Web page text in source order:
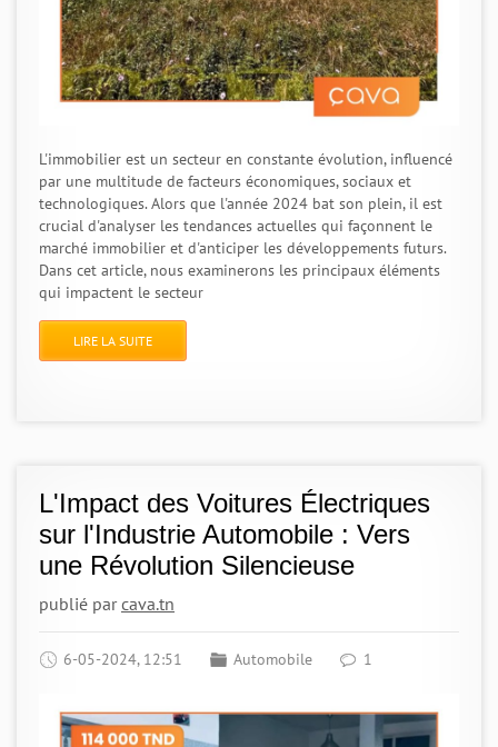
L'immobilier est un secteur en constante évolution, influencé
par une multitude de facteurs économiques, sociaux et
technologiques. Alors que l'année 2024 bat son plein, il est
crucial d'analyser les tendances actuelles qui façonnent le
marché immobilier et d'anticiper les développements futurs.
Dans cet article, nous examinerons les principaux éléments
qui impactent le secteur
LIRE LA SUITE
L'Impact des Voitures Électriques
sur l'Industrie Automobile : Vers
une Révolution Silencieuse
publié parcava.tn
6-05-2024, 12:51 Automobile 1